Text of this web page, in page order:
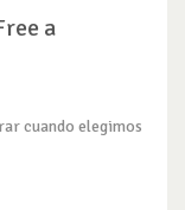
a
cuando elegimos